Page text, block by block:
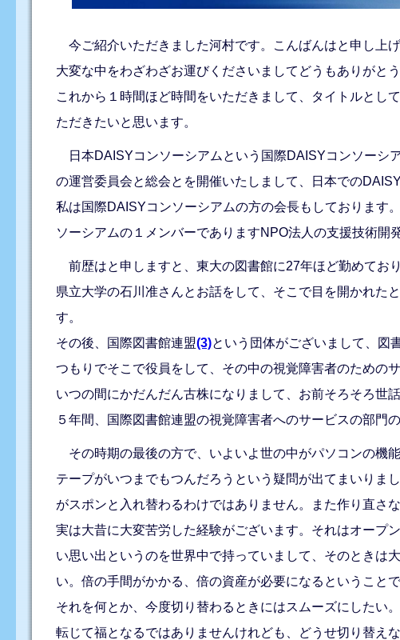
今ご紹介いただきました河村です。こんばんはと申し上
大変な中をわざわざお運びくださいましてどうもありがとう
これから１時間ほど時間をいただきまして、タイトルとし
ただきたいと思います。
日本DAISYコンソーシアムという国際DAISYコンソーシ
の運営委員会と総会とを開催いたしまして、日本での
私は国際DAISYコンソーシアムの方の会長もしております
ソーシアムの１メンバーでありますNPO法人の支援技術開
前歴はと申しますと、東大の図書館に27年ほど勤めてお
県立大学の石川准さんとお話をして、そこで目を開かれた
す。
その後、国際図書館連盟(3)という団体がございまして、図
つもりでそこで役員をして、その中の視覚障害者のための
いつの間にかだんだん古株になりまして、お前そろそろ世
５年間、国際図書館連盟の視覚障害者へのサービスの部門
その時期の最後の方で、いよいよ世の中がパソコンの機
テープがいつまでもつんだろうという疑問が出てまいりま
がスポンと入れ替わるわけではありません。また作り直さ
実は大昔に大変苦労した経験がございます。それはオープ
い思い出というのを世界中で持っていまして、そのときは
い。倍の手間がかかる、倍の資産が必要になるということで
それを何とか、今度切り替わるときにはスムーズにしたい
転じて福となるではありませんけれども、どうせ切り替え